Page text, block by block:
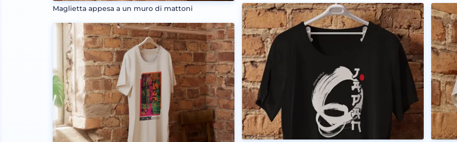
Maglietta appesa a un muro di mattoni